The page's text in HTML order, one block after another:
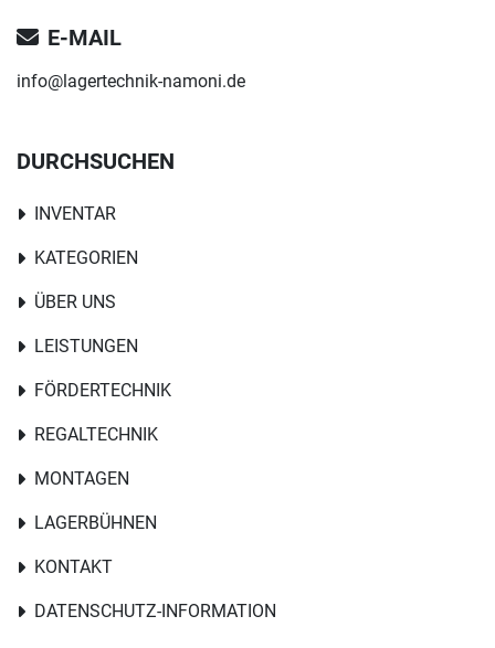
E-MAIL
info@lagertechnik-namoni.de
DURCHSUCHEN
INVENTAR
KATEGORIEN
ÜBER UNS
LEISTUNGEN
FÖRDERTECHNIK
REGALTECHNIK
MONTAGEN
LAGERBÜHNEN
KONTAKT
DATENSCHUTZ-INFORMATION